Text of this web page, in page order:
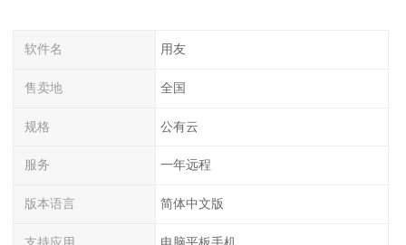
软件名 用友
售卖地 全国
规格 公有云
服务 一年远程
版本语言 简体中文版